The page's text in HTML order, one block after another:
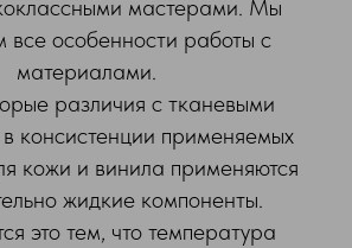
мастерами. Мы
все особенности работы с
материалами.
различия с тканевыми
консистенции применяемых
кожи и винила применяются
жидкие компоненты.
это тем, что температура